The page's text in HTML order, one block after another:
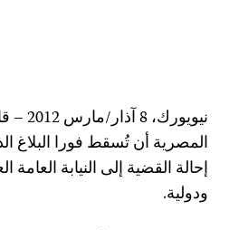
نيويورك، 8 آذار/مارس 2012 –
المصرية أن تُسقط فورا
إحالة القضية إلى النيابة
ودولية.